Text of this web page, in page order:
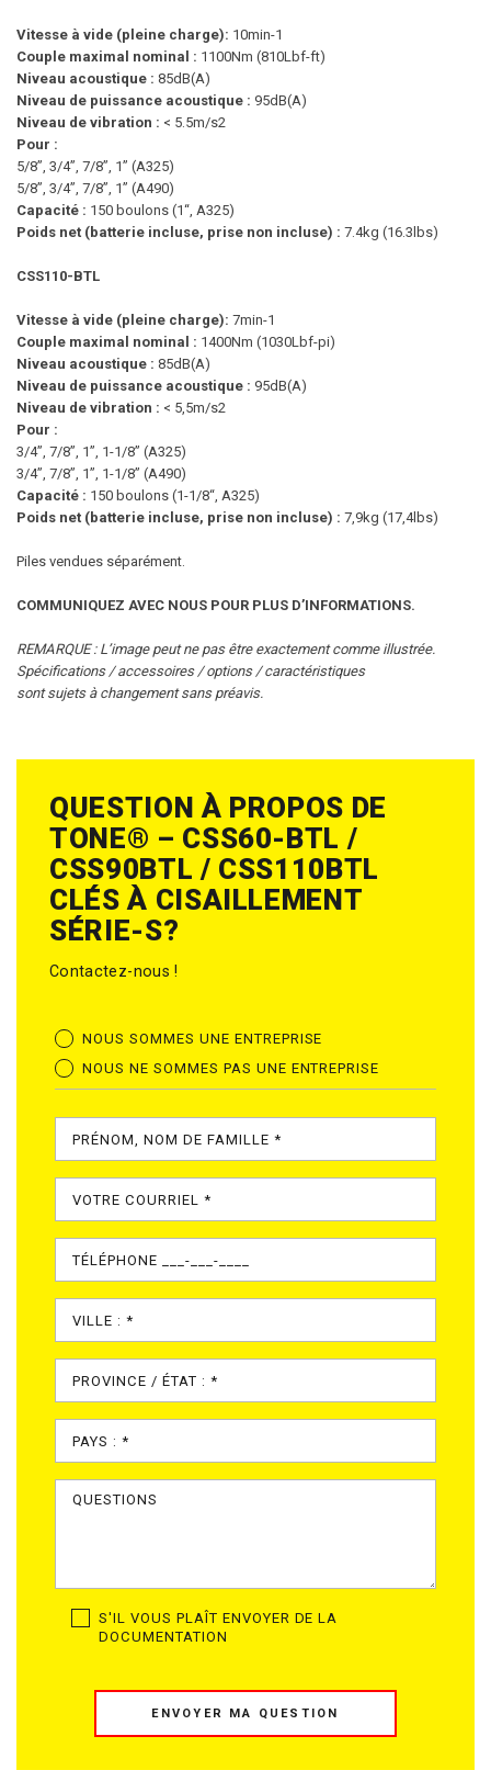
Vitesse à vide (pleine charge): 10min-1
Couple maximal nominal : 1100Nm (810Lbf-ft)
Niveau acoustique : 85dB(A)
Niveau de puissance acoustique : 95dB(A)
Niveau de vibration : < 5.5m/s2
Pour :
5/8”, 3/4”, 7/8”, 1” (A325)
5/8”, 3/4”, 7/8”, 1” (A490)
Capacité : 150 boulons (1“, A325)
Poids net (batterie incluse, prise non incluse) : 7.4kg (16.3lbs)
CSS110-BTL
Vitesse à vide (pleine charge): 7min-1
Couple maximal nominal : 1400Nm (1030Lbf-pi)
Niveau acoustique : 85dB(A)
Niveau de puissance acoustique : 95dB(A)
Niveau de vibration : < 5,5m/s2
Pour :
3/4”, 7/8”, 1”, 1-1/8” (A325)
3/4”, 7/8”, 1”, 1-1/8” (A490)
Capacité : 150 boulons (1-1/8“, A325)
Poids net (batterie incluse, prise non incluse) : 7,9kg (17,4lbs)
Piles vendues séparément.
COMMUNIQUEZ AVEC NOUS POUR PLUS D’INFORMATIONS.
REMARQUE : L’image peut ne pas être exactement comme illustrée.
Spécifications / accessoires / options / caractéristiques
sont sujets à changement sans préavis.
QUESTION À PROPOS DE
TONE® – CSS60-BTL /
CSS90BTL / CSS110BTL
CLÉS À CISAILLEMENT
SÉRIE-S?
Contactez-nous !
NOUS SOMMES UNE ENTREPRISE
NOUS NE SOMMES PAS UNE ENTREPRISE
S'IL VOUS PLAÎT ENVOYER DE LA
DOCUMENTATION
ENVOYER MA QUESTION